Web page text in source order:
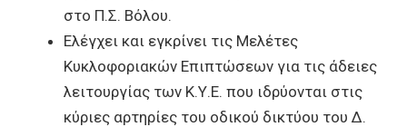
στο Π.Σ. Βόλου.
Ελέγχει και εγκρίνει τις Μελέτες
Κυκλοφοριακών Επιπτώσεων για τις άδειες
λειτουργίας των Κ.Υ.Ε. που ιδρύονται στις
κύριες αρτηρίες του οδικού δικτύου του Δ.